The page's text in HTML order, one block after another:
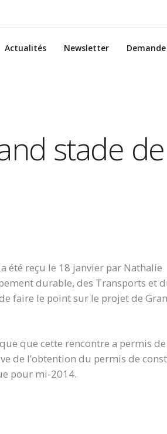
Actualités Newsletter
stade de
été reçu le 18 janvier par Nathalie
durable, des Transports et
faire le point sur le projet de
que cette rencontre a permis
de l’obtention du permis de
pour mi-2014.